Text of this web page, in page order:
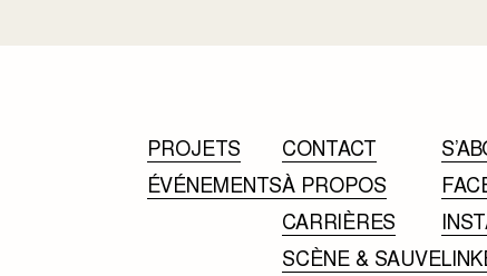
PROJETS
ÉVÉNEMENTS
CONTACT
À PROPOS
CARRIÈRES
SCÈNE & SAUVE